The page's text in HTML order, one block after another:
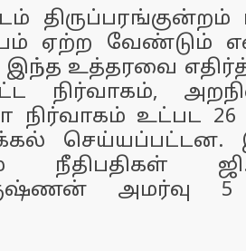
ஏற்ற வேண்டும்
இந்த உத்தரவை
நிர்வாகம்,
நிர்வாகம் உட்பட
செய்யப்பட்டன.
நீதிபதிகள்
அமர்வு